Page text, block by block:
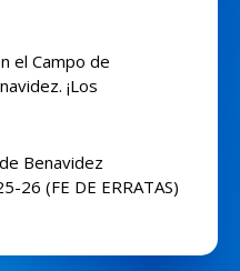
el Campo de
¡Los
Benavidez
26 (FE DE ERRATAS)